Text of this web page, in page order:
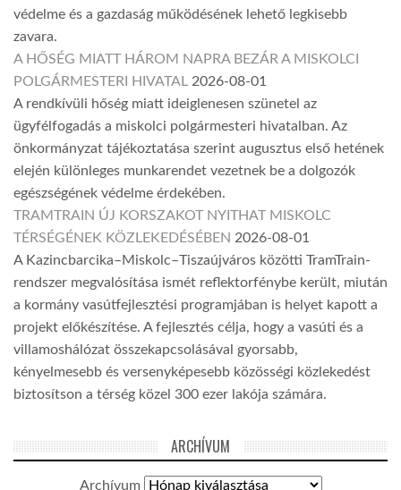
védelme és a gazdaság működésének lehető legkisebb
zavara.
A HŐSÉG MIATT HÁROM NAPRA BEZÁR A MISKOLCI
POLGÁRMESTERI HIVATAL 2026-08-01
A rendkívüli hőség miatt ideiglenesen szünetel az
ügyfélfogadás a miskolci polgármesteri hivatalban. Az
önkormányzat tájékoztatása szerint augusztus első hetének
elején különleges munkarendet vezetnek be a dolgozók
egészségének védelme érdekében.
TRAMTRAIN ÚJ KORSZAKOT NYITHAT MISKOLC
TÉRSÉGÉNEK KÖZLEKEDÉSÉBEN 2026-08-01
A Kazincbarcika–Miskolc–Tiszaújváros közötti TramTrain-
rendszer megvalósítása ismét reflektorfénybe került, miután
a kormány vasútfejlesztési programjában is helyet kapott a
projekt előkészítése. A fejlesztés célja, hogy a vasúti és a
villamoshálózat összekapcsolásával gyorsabb,
kényelmesebb és versenyképesebb közösségi közlekedést
biztosítson a térség közel 300 ezer lakója számára.
ARCHÍVUM
Archívum